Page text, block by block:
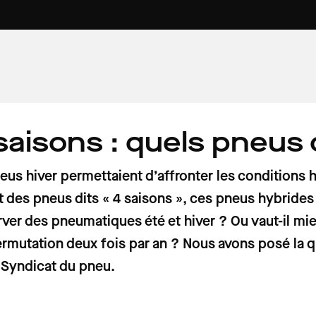
7 min
voiture
AU VOLANT
Prix des carburants : voici les tarifs
France ce samedi 1er août 2026
5 min
aura la
août sur
VOITURE PROPRE
Rouler au Superéthanol-E85 :
avantages et inconvénients
6 min
end du
PATRIMOINE
Du « Paradis » à « l'enfer des enfers
l'étonnant vocabulaire des
de la Route des Phares dans le
Finistère
: quels pneus
hiver permettaient d’affronter les conditions
des pneus dits « 4 saisons », ces pneus
des pneumatiques été et hiver ? Ou vaut-il
deux fois par an ? Nous avons posé la
du pneu.